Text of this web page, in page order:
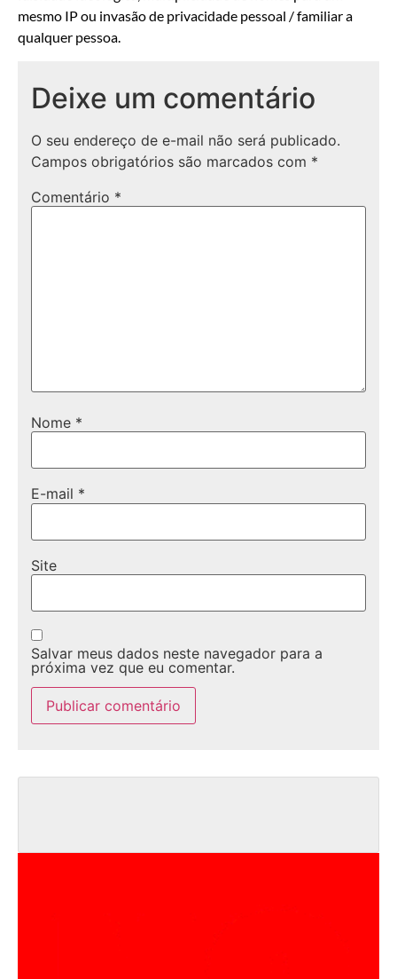
mesmo IP ou invasão de privacidade pessoal / familiar a
qualquer pessoa.
Deixe um comentário
O seu endereço de e-mail não será publicado.
Campos obrigatórios são marcados com *
Comentário *
Nome *
E-mail *
Site
Salvar meus dados neste navegador para a
próxima vez que eu comentar.